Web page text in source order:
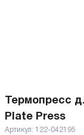
Термопресс
Plate Press
Артикул: 122-042195